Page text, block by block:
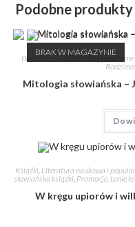
Podobne produkty
BRAK W MAGAZYNIE
Bestsellery - Najbardziej
Mitologia słowiańska –
Książki Literatura naukowa i
słowiańska książki, Promocje, tanie
W kręgu upiorów i